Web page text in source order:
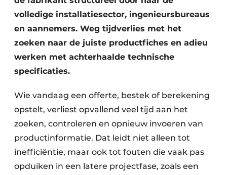
volledige installatiesector, ingenieursbureaus
en aannemers. Weg tijdverlies met het
zoeken naar de juiste productfiches en adieu
werken met achterhaalde technische
specificaties.
Wie vandaag een offerte, bestek of berekening
opstelt, verliest opvallend veel tijd aan het
zoeken, controleren en opnieuw invoeren van
productinformatie. Dat leidt niet alleen tot
inefficiëntie, maar ook tot fouten die vaak pas
opduiken in een latere projectfase, zoals een